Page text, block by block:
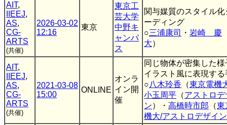
AIT,
IIEEJ,
AS,
CG-
ARTS
(共催)
2026-03-02
12:16
東京
東京工
芸大学
中野キ
ャンバ
ス
関与媒質のスタイル化
ーディング
○三浦康司 ・ 岩崎 慶
大）
AIT,
IIEEJ,
AS,
CG-
ARTS
(共催)
2021-03-08
15:00
ONLINE
オンラ
イン開
催
同じ物体が密集した様
イラスト風に表現する
○八木玲香 （東京電機
小玉周平 （アストロデ
ン）・ 高橋時市郎 （東
機大/アストロデザイン